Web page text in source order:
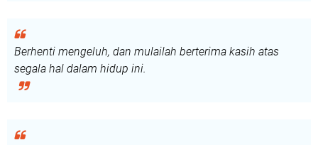
Berhenti mengeluh, dan mulailah berterima kasih atas
segala hal dalam hidup ini.